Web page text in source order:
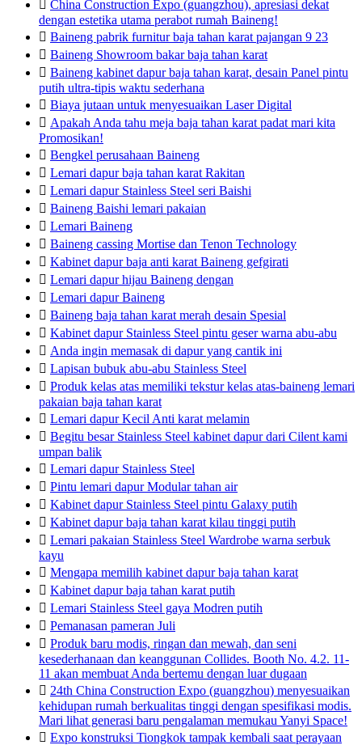
China Construction Expo (guangzhou), apresiasi dekat
dengan estetika utama perabot rumah Baineng!
 Baineng pabrik furnitur baja tahan karat pajangan 9 23
 Baineng Showroom bakar baja tahan karat
 Baineng kabinet dapur baja tahan karat, desain Panel pintu
putih ultra-tipis waktu sederhana
 Biaya jutaan untuk menyesuaikan Laser Digital
 Apakah Anda tahu meja baja tahan karat padat mari kita
Promosikan!
 Bengkel perusahaan Baineng
 Lemari dapur baja tahan karat Rakitan
 Lemari dapur Stainless Steel seri Baishi
 Baineng Baishi lemari pakaian
 Lemari Baineng
 Baineng cassing Mortise dan Tenon Technology
 Kabinet dapur baja anti karat Baineng gefgirati
 Lemari dapur hijau Baineng dengan
 Lemari dapur Baineng
 Baineng baja tahan karat merah desain Spesial
 Kabinet dapur Stainless Steel pintu geser warna abu-abu
 Anda ingin memasak di dapur yang cantik ini
 Lapisan bubuk abu-abu Stainless Steel
 Produk kelas atas memiliki tekstur kelas atas-baineng lemari
pakaian baja tahan karat
 Lemari dapur Kecil Anti karat melamin
 Begitu besar Stainless Steel kabinet dapur dari Cilent kami
umpan balik
 Lemari dapur Stainless Steel
 Pintu lemari dapur Modular tahan air
 Kabinet dapur Stainless Steel pintu Galaxy putih
 Kabinet dapur baja tahan karat kilau tinggi putih
 Lemari pakaian Stainless Steel Wardrobe warna serbuk
kayu
 Mengapa memilih kabinet dapur baja tahan karat
 Kabinet dapur baja tahan karat putih
 Lemari Stainless Steel gaya Modren putih
 Pemanasan pameran Juli
 Produk baru modis, ringan dan mewah, dan seni
kesederhanaan dan keanggunan Collides. Booth No. 4.2. 11-
11 akan membuat Anda bertemu dengan luar dugaan
 24th China Construction Expo (guangzhou) menyesuaikan
kehidupan rumah berkualitas tinggi dengan spesifikasi modis.
Mari lihat generasi baru pengalaman memukau Yanyi Space!
 Expo konstruksi Tiongkok tampak kembali saat perayaan